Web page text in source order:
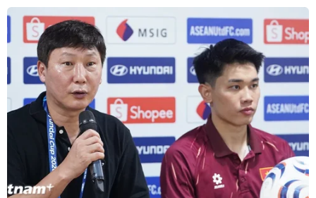
Cháy rừng đặc dụng ở Nghĩa trang thành
phố Huế, nghi do đốt vàng mã